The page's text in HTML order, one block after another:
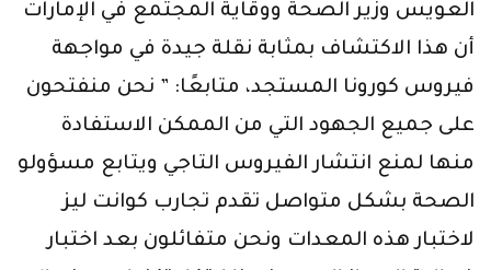
العويس وزير الصحة ووقاية المجتمع في الإمارات
أن هذا الاكتشاف بمثابة نقلة جيدة في مواجهة
فيروس كورونا المستجد، متابعًا: ” نحن منفتحون
على جميع الجهود التي من الممكن الاستفادة
منها لمنع انتشار الفيروس التاجي ويتابع مسؤولو
الصحة بشكل متواصل تقدم تجارب كوانت ليز
لاختبار هذه المعدات ونحن متفائلون بعد اختبار